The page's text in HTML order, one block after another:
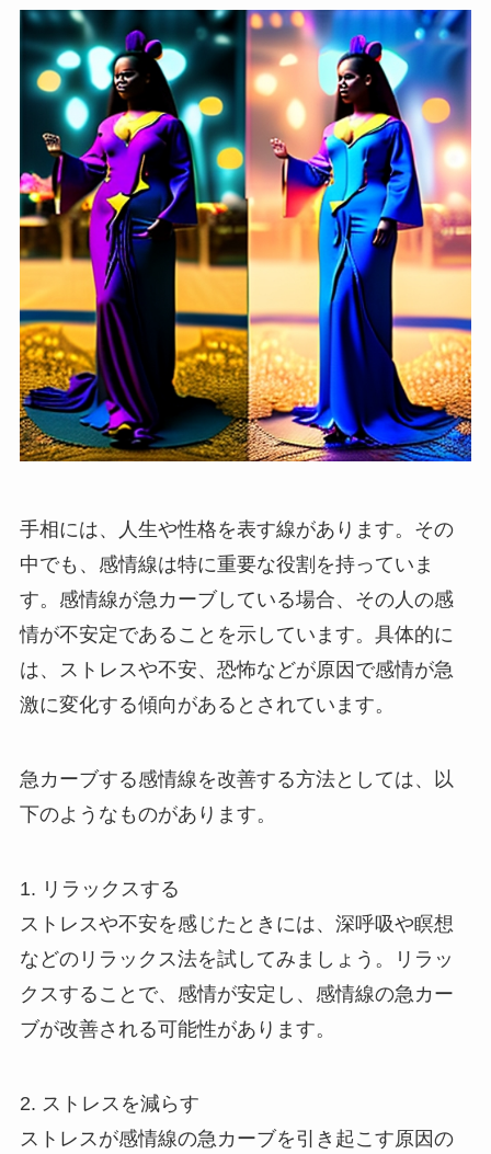
手相には、人生や性格を表す線があります。その
中でも、感情線は特に重要な役割を持っていま
す。感情線が急カーブしている場合、その人の感
情が不安定であることを示しています。具体的に
は、ストレスや不安、恐怖などが原因で感情が急
激に変化する傾向があるとされています。
急カーブする感情線を改善する方法としては、以
下のようなものがあります。
1. リラックスする
ストレスや不安を感じたときには、深呼吸や瞑想
などのリラックス法を試してみましょう。リラッ
クスすることで、感情が安定し、感情線の急カー
ブが改善される可能性があります。
2. ストレスを減らす
ストレスが感情線の急カーブを引き起こす原因の